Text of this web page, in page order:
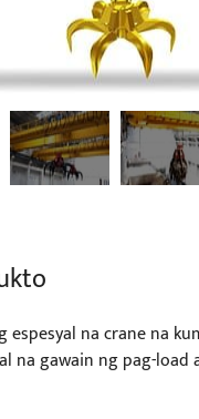
na crane na
na gawain ng pag-